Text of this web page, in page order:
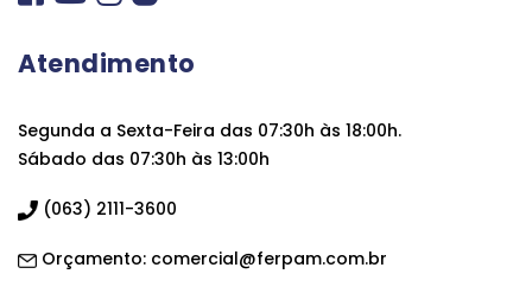
Atendimento
Segunda a Sexta-Feira das 07:30h às 18:00h.
Sábado das 07:30h às 13:00h
(063) 2111-3600
Orçamento: comercial@ferpam.com.br